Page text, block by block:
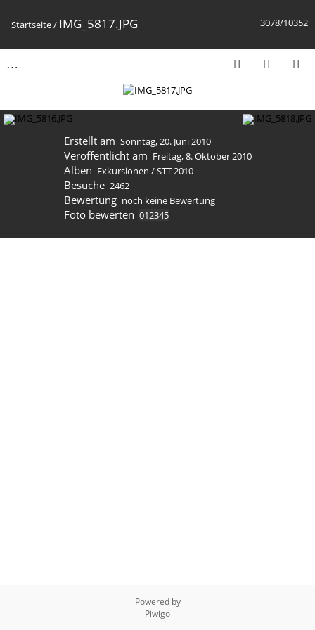
3078/10352
Startseite/ IMG_5817.JPG
Erstellt am Sonntag, 20. Juni 2010
Veröffentlicht am Freitag, 8. Oktober 2010
Alben Exkursionen /STT 2010
Besuche 2462
Bewertung noch keine Bewertung
Foto bewerten
Powered by
Piwigo